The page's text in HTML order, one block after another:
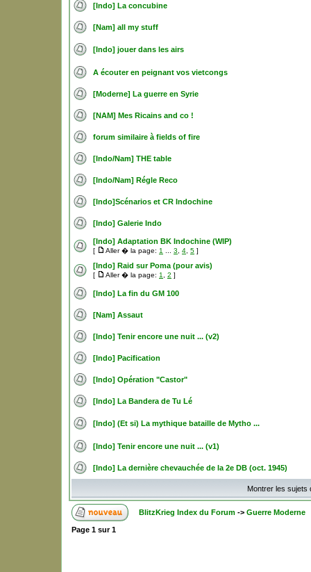
[Indo] La concubine
[Nam] all my stuff
[Indo] jouer dans les airs
A écouter en peignant vos vietcongs
[Moderne] La guerre en Syrie
[NAM] Mes Ricains and co !
forum similaire à fields of fire
[Indo/Nam] THE table
[Indo/Nam] Régle Reco
[Indo]Scénarios et CR Indochine
[Indo] Galerie Indo
[Indo] Adaptation BK Indochine (WIP)
[ Aller � la page: 1 3 4 5 ]
[Indo] Raid sur Poma (pour avis)
[ Aller � la page: 1 2 ]
[Indo] La fin du GM 100
[Nam] Assaut
[Indo] Tenir encore une nuit ... (v2)
[Indo] Pacification
[Indo] Opération "Castor"
[Indo] La Bandera de Tu Lé
[Indo] (Et si) La mythique bataille de Mytho ...
[Indo] Tenir encore une nuit ... (v1)
[Indo] La dernière chevauchée de la 2e DB (oct. 1945)
Montrer les sujets
BlitzKrieg Index du Forum -> Guerre Moderne
Page 1 sur1